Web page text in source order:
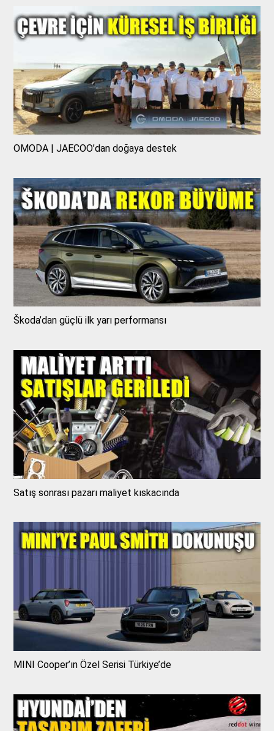
OMODA | JAECOO’dan doğaya destek
Škoda’dan güçlü ilk yarı performansı
Satış sonrası pazarı maliyet kıskacında
MINI Cooper’ın Özel Serisi Türkiye’de